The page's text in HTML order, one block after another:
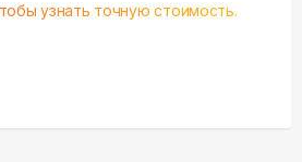
узнать точную стоимость.